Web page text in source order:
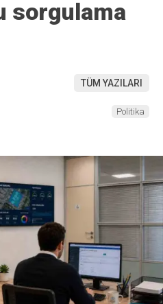
sorgulama
TÜM YAZILARI
Politika